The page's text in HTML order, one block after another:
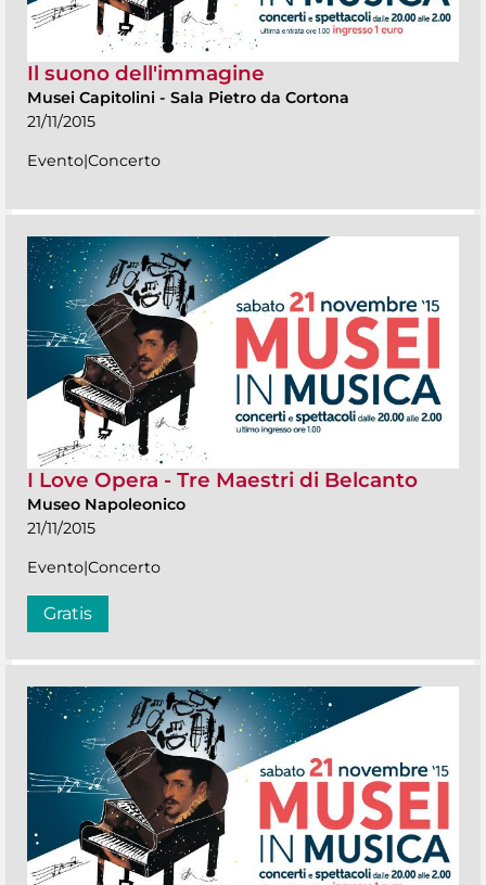
Il suono dell'immagine
Musei Capitolini - Sala Pietro da Cortona
21/11/2015
Evento|Concerto
I Love Opera - Tre Maestri di Belcanto
Museo Napoleonico
21/11/2015
Evento|Concerto
Gratis